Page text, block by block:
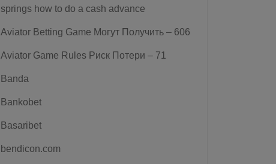
springs how to do a cash advance
Aviator Betting Game Могут Получить – 606
Aviator Game Rules Риск Потери – 71
Banda
Bankobet
Basaribet
bendicon.com